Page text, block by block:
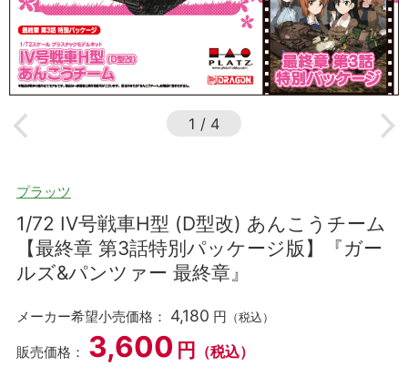
1 / 4
プラッツ
1/72 IV号戦車H型 (D型改) あんこうチーム
【最終章 第3話特別パッケージ版】『ガー
ルズ&パンツァー 最終章』
メーカー希望小売価格： 4,180 円 （税込）
販売価格： 3,600 円 （税込）